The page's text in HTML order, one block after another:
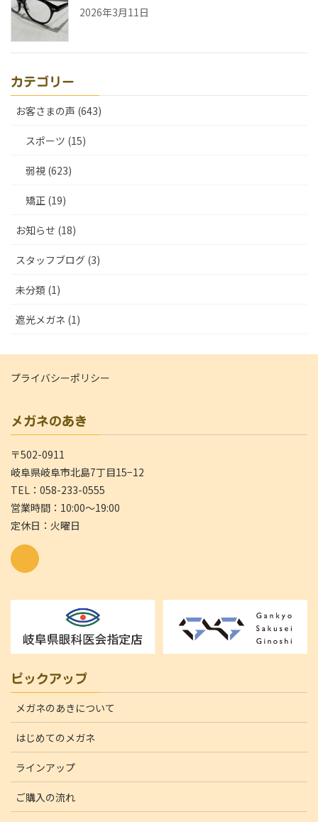
2026年3月11日
カテゴリー
お客さまの声 (643)
スポーツ (15)
弱視 (623)
矯正 (19)
お知らせ (18)
スタッフブログ (3)
未分類 (1)
遮光メガネ (1)
プライバシーポリシー
メガネのあき
〒502-0911
岐阜県岐阜市北島7丁目15−12
TEL：058-233-0555
営業時間：10:00～19:00
定休日：火曜日
ピックアップ
メガネのあきについて
はじめてのメガネ
ラインアップ
ご購入の流れ